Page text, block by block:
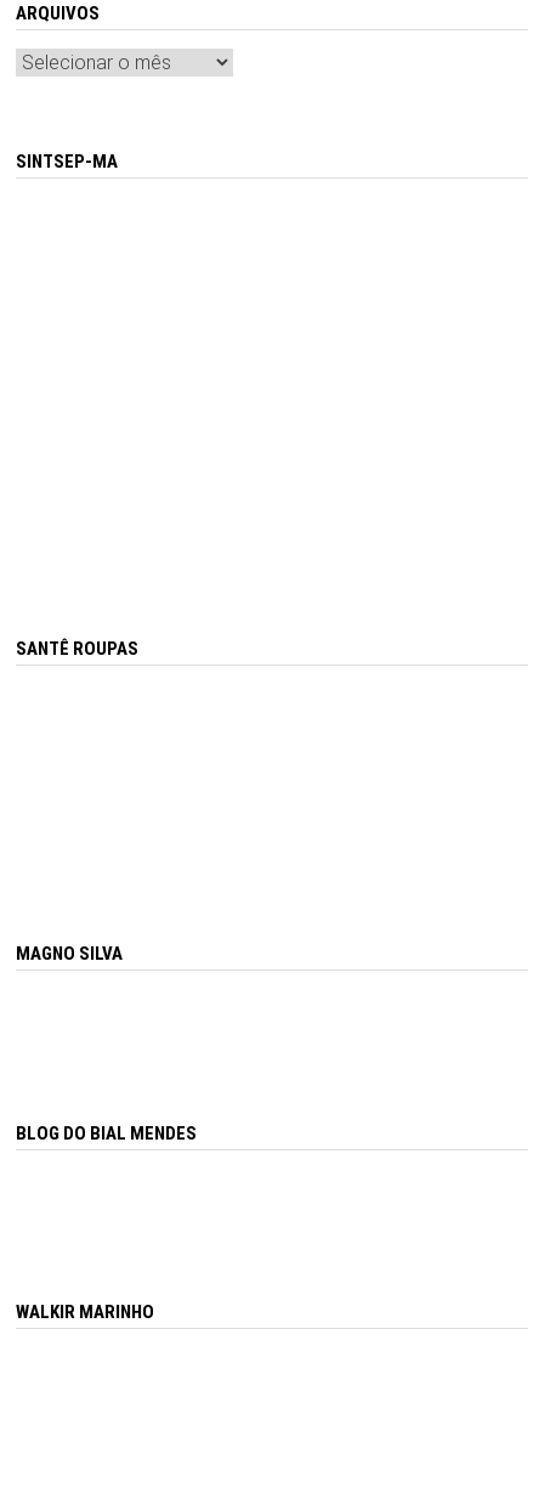
ARQUIVOS
Arquivos
SINTSEP-MA
SANTÊ ROUPAS
MAGNO SILVA
BLOG DO BIAL MENDES
WALKIR MARINHO